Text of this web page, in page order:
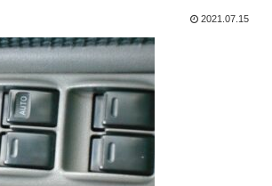
2021.07.15